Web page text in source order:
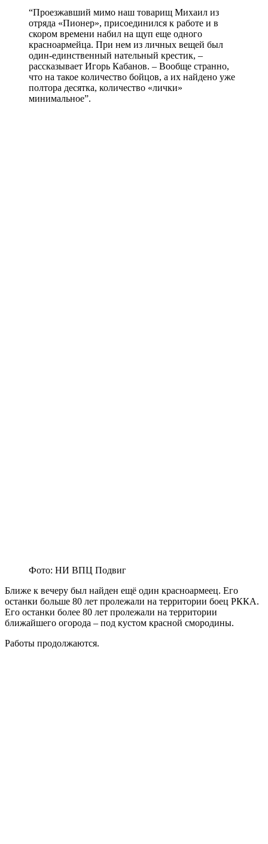
“Проезжавший мимо наш товарищ Михаил из
отряда «Пионер», присоединился к работе и в
скором времени набил на щуп еще одного
красноармейца. При нем из личных вещей был
один-единственный нательный крестик, –
рассказывает Игорь Кабанов. – Вообще странно,
что на такое количество бойцов, а их найдено уже
полтора десятка, количество «лички»
минимальное”.
Фото: НИ ВПЦ Подвиг
Ближе к вечеру был найден ещё один красноармеец. Его
останки больше 80 лет пролежали на территории боец РККА.
Его останки более 80 лет пролежали на территории
ближайшего огорода – под кустом красной смородины.
Работы продолжаются.